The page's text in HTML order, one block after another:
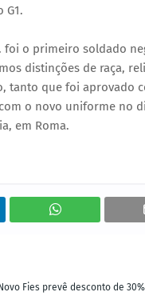
G1.
o primeiro soldado
distinções de raça,
tanto que foi aprovado
o novo uniforme no
em Roma.
Novo Fies prevê desconto de